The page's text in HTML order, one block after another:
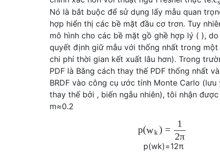
s
Nó là bắt buộc để sử dụng lấy mẫu quan
hợp hiển thị các bề mặt đầu cơ trơn. Tuy
mô hình cho các bề mặt gồ ghề hợp lý ( ),
quyết định giữ mẫu với thống nhất trong
chi phí thời gian kết xuất lâu hơn). Trong
PDF là Bằng cách thay thế PDF thống nhất
BRDF vào công cụ ước tính Monte Carlo
thay thế bởi , biến ngẫu nhiên), tôi nhận
m≈0.2
p(wk ) =
1
2π
p(wk)=12π